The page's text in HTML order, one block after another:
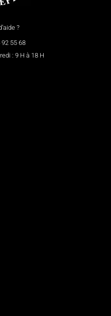
?
92 55 68
: 9 H à 18 H